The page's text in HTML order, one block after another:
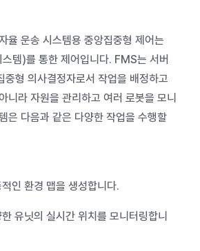
율 운송 시스템용 중앙집중형 제어는
템)를 통한 제어입니다. FMS는 서버
중형 의사결정자로서 작업을 배정하고
니라 자원을 관리하고 여러 로봇을 모니
은 다음과 같은 다양한 작업을 수행할
인 환경 맵을 생성합니다.
한 유닛의 실시간 위치를 모니터링합니